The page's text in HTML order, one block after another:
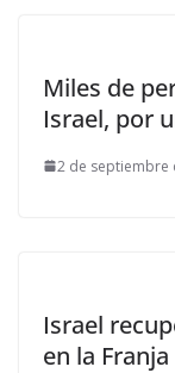
Miles de
Israel, por
2 de septiembre
Israel
en la Franja